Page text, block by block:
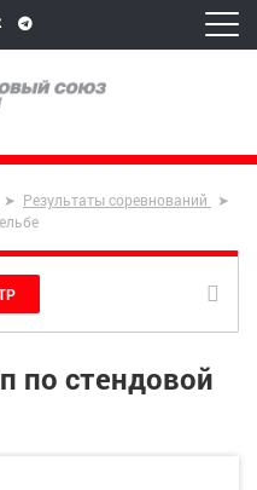
Результаты соревнований
по стендовой